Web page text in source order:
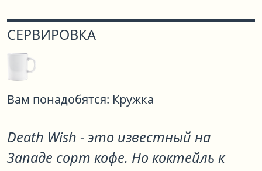
СЕРВИРОВКА
Вам понадобятся: Кружка
Death Wish - это известный на
Западе сорт кофе. Но коктейль к